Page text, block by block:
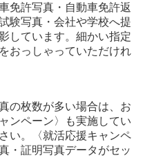
免許写真・自動車免許返
験写真・会社や学校へ提
しています。細かい指定
おっしゃっていただけれ
の枚数が多い場合は、お
ンペーン〉も実施してい
い。〈就活応援キャンペ
・証明写真データがセッ